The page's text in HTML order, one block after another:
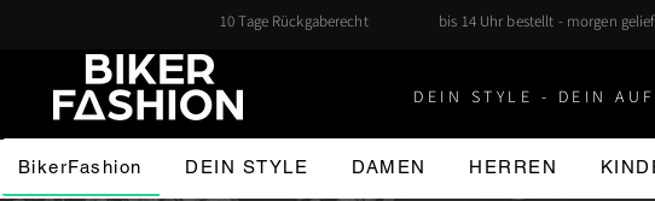
10 Tage Rückgaberecht bis 14 Uhr bestellt - morgen
DEIN STYLE - DEIN
BikerFashion DEIN STYLE DAMEN HERREN